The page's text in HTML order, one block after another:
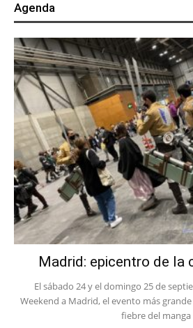
Agenda
Madrid: epicentro de la
El sábado 24 y el domingo 25 de
Weekend a Madrid, el evento más
fiebre del manga